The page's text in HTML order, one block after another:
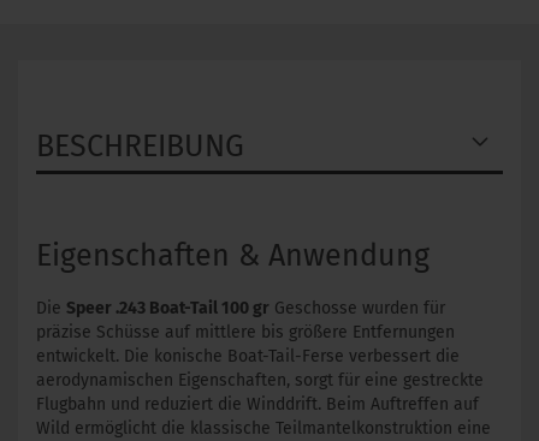
BESCHREIBUNG
Eigenschaften & Anwendung
Die Speer .243 Boat-Tail 100 gr Geschosse wurden für
präzise Schüsse auf mittlere bis größere Entfernungen
entwickelt. Die konische Boat-Tail-Ferse verbessert die
aerodynamischen Eigenschaften, sorgt für eine gestreckte
Flugbahn und reduziert die Winddrift. Beim Auftreffen auf
Wild ermöglicht die klassische Teilmantelkonstruktion eine